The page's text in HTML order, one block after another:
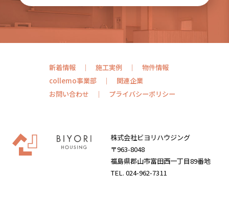
新着情報 施工実例
物件情報
collemo事業部
関連企業
お問い合わせ
プライバシーポリシー
株式会社ビヨリハウジング
〒963-8048
福島県郡山市富田西一丁目89番地
TEL. 024-962-7311